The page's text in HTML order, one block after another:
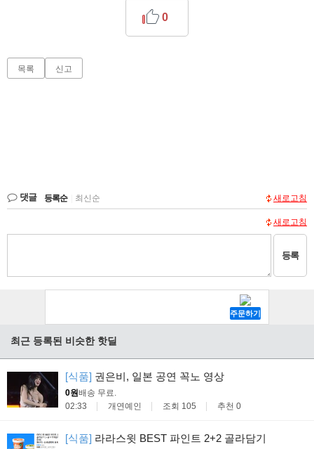
0
목록 신고
댓글 등록순 최신순 새로고침
새로고침
등록
최근 등록된 비슷한 핫딜
[식품] 권은비, 일본 공연 꼭노 영상
0원배송 무료.
02:33
개연예인 조회 105 추천 0
[식품] 라라스윗 BEST 파인트 2+2 골라담기